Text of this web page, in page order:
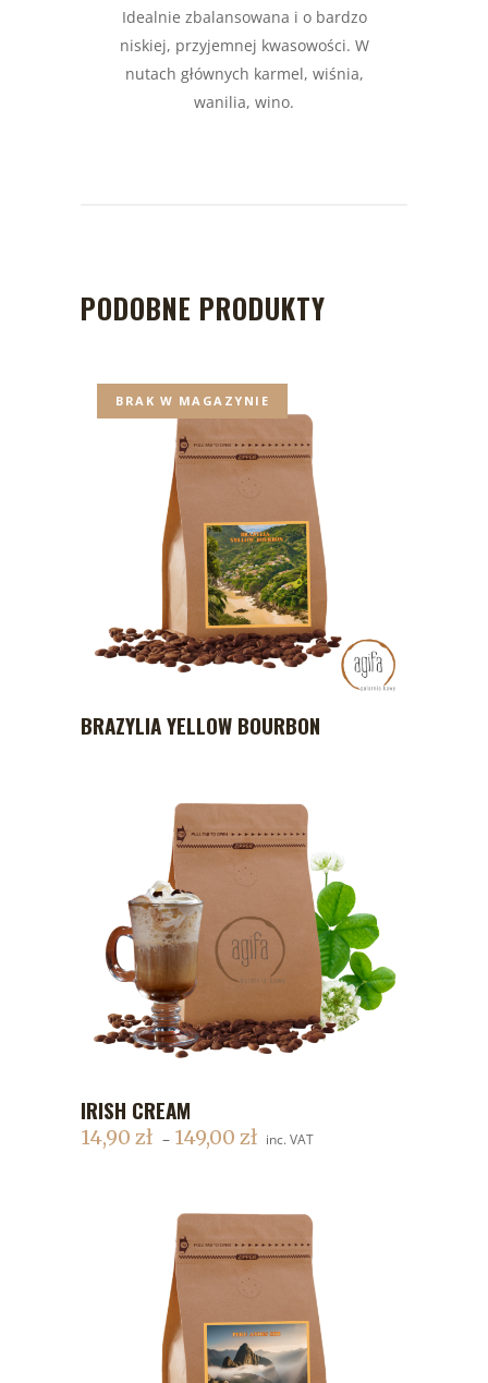
Idealnie zbalansowana i o bardzo
niskiej, przyjemnej kwasowości. W
nutach głównych karmel, wiśnia,
wanilia, wino.
PODOBNE PRODUKTY
BRAK W MAGAZYNIE
BRAZYLIA YELLOW BOURBON
DODAJ DO KOSZYKA
IRISH CREAM
14,90 zł – 149,00 zł inc. VAT